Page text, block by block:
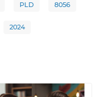
PLD 8056
2024